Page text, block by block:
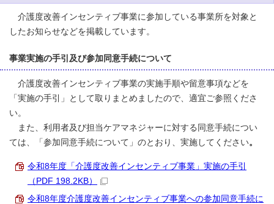
介護度改善インセンティブ事業に参加している事業所を対象と
したお知らせなどを掲載しています。
事業実施の手引及び参加同意手続について
介護度改善インセンティブ事業の実施手順や留意事項などを
「実施の手引」として取りまとめましたので、適宜ご参照くださ
い。
また、利用者及び担当ケアマネジャーに対する同意手続につい
ては、「参加同意手続について」のとおり、実施してください。
令和8年度「介護度改善インセンティブ事業」実施の手引
（PDF 198.2KB）
令和8年度介護度改善インセンティブ事業への参加同意手続に